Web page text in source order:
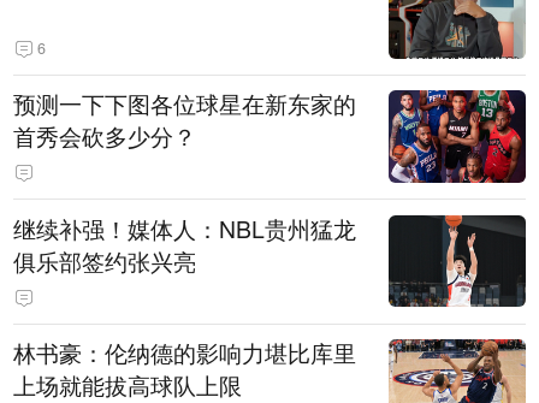
6
预测一下下图各位球星在新东家的
首秀会砍多少分？
继续补强！媒体人：NBL贵州猛龙
俱乐部签约张兴亮
林书豪：伦纳德的影响力堪比库里
上场就能拔高球队上限